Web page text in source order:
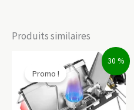
Produits similaires
30 %
Promo !